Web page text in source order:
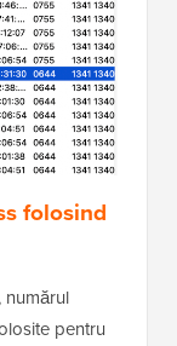
folosind
numărul
pentru